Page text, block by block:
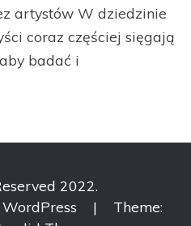
artystów W dziedzinie
coraz częściej sięgają
badać i
2022.
|
Theme: